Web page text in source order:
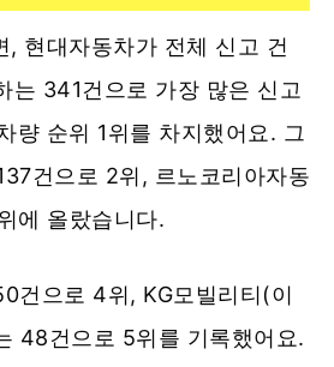
, 현대자동차가 전체 신고 건
는 341건으로 가장 많은 신고
량 순위 1위를 차지했어요. 그
건으로 2위, 르노코리아자동
에 올랐습니다.
건으로 4위, KG모빌리티(이
48건으로 5위를 기록했어요.